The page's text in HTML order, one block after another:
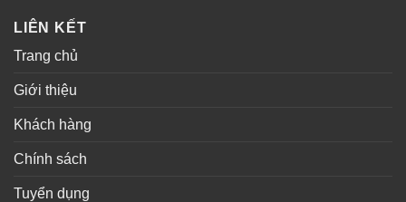
LIÊN KẾT
Trang chủ
Giới thiệu
Khách hàng
Chính sách
Tuyển dụng